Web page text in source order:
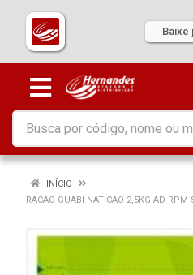
Baixe
INÍCIO
RACAO GUABI NAT CAO 2,5KG AD RPM